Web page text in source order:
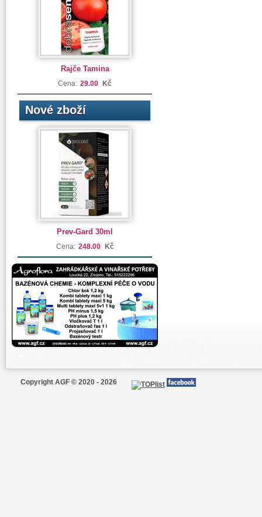
Rajče Tamina
Cena: 29.00 Kč
Nové zboží
Prev-Gard 30ml
Cena: 248.00 Kč
Copyright AGF © 2020 - 2026